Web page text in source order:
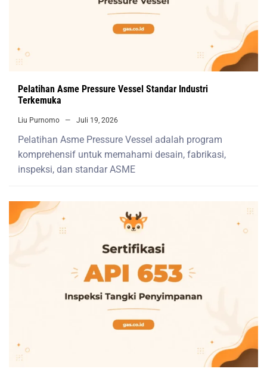
Pelatihan Asme Pressure Vessel Standar Industri
Terkemuka
Liu Purnomo Juli 19, 2026
Pelatihan Asme Pressure Vessel adalah program
komprehensif untuk memahami desain, fabrikasi,
inspeksi, dan standar ASME